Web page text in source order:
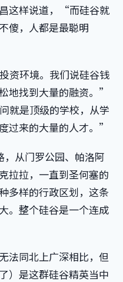
这样说道，“而硅谷就
傻，人都是最聪明
资环境。我们说硅谷钱
地找到大量的融资。”
就是顶级的学校，从学
过来的大量的人才。”
从门罗公园、帕洛阿
拉拉，一直到圣何塞的
多样的行政区划，这条
。整个硅谷是一个连成
法同北上广深相比，但
）是这群硅谷精英当中